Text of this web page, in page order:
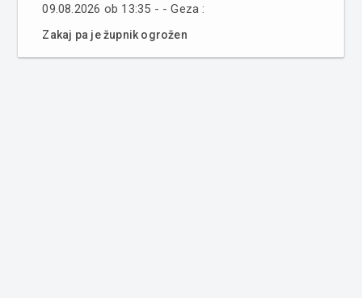
09.08.2026 ob 13:35 - - Geza :
Zakaj pa je župnik ogrožen